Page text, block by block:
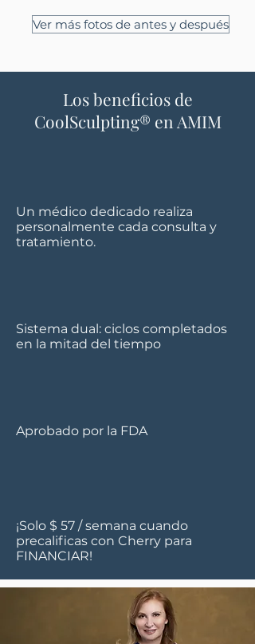
Ver más fotos de antes y después
Los beneficios de
CoolSculpting® en AMIM
Un médico dedicado realiza
personalmente cada consulta y
tratamiento.
Sistema dual: ciclos completados
en la mitad del tiempo
Aprobado por la FDA
¡Solo $ 57 / semana cuando
precalificas con Cherry para
FINANCIAR!